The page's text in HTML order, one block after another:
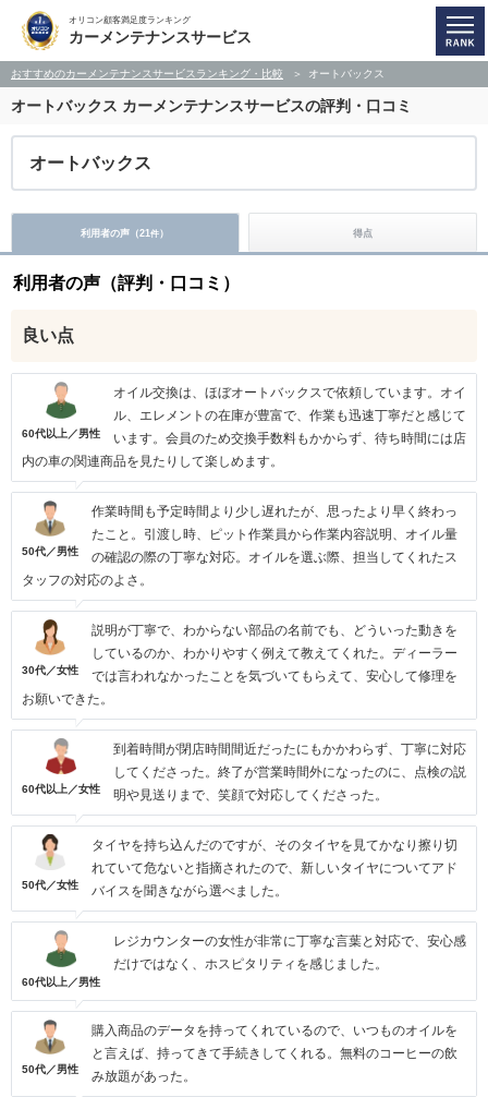
オリコン顧客満足度ランキング
カーメンテナンスサービス
おすすめのカーメンテナンスサービスランキング・比較 オートバックス
オートバックス カーメンテナンスサービスの評判・口コミ
オートバックス
利用者の声（21件） 得点
利用者の声（評判・口コミ）
良い点
60代以上／男性
オイル交換は、ほぼオートバックスで依頼しています。オイ
ル、エレメントの在庫が豊富で、作業も迅速丁寧だと感じて
います。会員のため交換手数料もかからず、待ち時間には店
内の車の関連商品を見たりして楽しめます。
50代／男性
作業時間も予定時間より少し遅れたが、思ったより早く終わっ
たこと。引渡し時、ピット作業員から作業内容説明、オイル量
の確認の際の丁寧な対応。オイルを選ぶ際、担当してくれたス
タッフの対応のよさ。
30代／女性
説明が丁寧で、わからない部品の名前でも、どういった動きを
しているのか、わかりやすく例えて教えてくれた。ディーラー
では言われなかったことを気づいてもらえて、安心して修理を
お願いできた。
60代以上／女性
到着時間が閉店時間間近だったにもかかわらず、丁寧に対応
してくださった。終了が営業時間外になったのに、点検の説
明や見送りまで、笑顔で対応してくださった。
50代／女性
タイヤを持ち込んだのですが、そのタイヤを見てかなり擦り切
れていて危ないと指摘されたので、新しいタイヤについてアド
バイスを聞きながら選べました。
60代以上／男性
レジカウンターの女性が非常に丁寧な言葉と対応で、安心感
だけではなく、ホスピタリティを感じました。
50代／男性
購入商品のデータを持ってくれているので、いつものオイルを
と言えば、持ってきて手続きしてくれる。無料のコーヒーの飲
み放題があった。